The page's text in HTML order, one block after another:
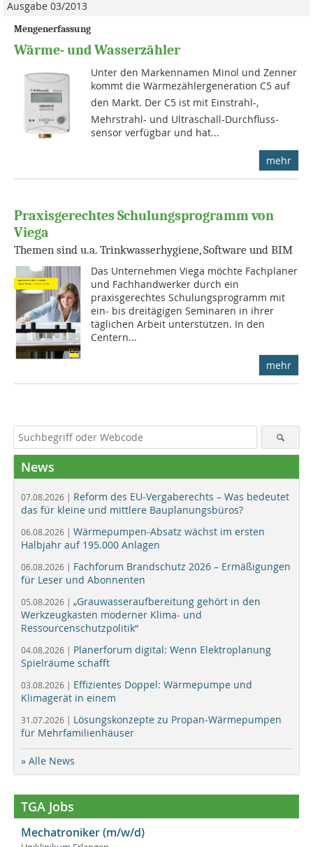
Ausgabe 03/2013
Mengenerfassung
Wärme- und Wasserzähler
Unter den Markennamen Minol und Zenner
kommt die Wärmezählergeneration C5 auf
den Markt. Der C5 ist mit Einstrahl-,
Mehrstrahl- und Ultra­schall-Durch­fluss­
sensor ver­füg­bar und hat...
mehr
Praxisgerechtes Schulungsprogramm von
Viega
Themen sind u.a. Trinkwasserhygiene, Software und BIM
Das Unternehmen Viega möchte Fachplaner
und Fachhandwerker durch ein
praxisgerechtes Schulungsprogramm mit
ein- bis dreitägigen Seminaren in ihrer
täglichen Arbeit unterstützen. In den
Centern...
mehr
News
07.08.2026 | Reform des EU-Vergaberechts – Was bedeutet
das für kleine und mittlere Bauplanungsbüros?
06.08.2026 | Wärmepumpen-Absatz wächst im ersten
Halbjahr auf 195.000 Anlagen
06.08.2026 | Fachforum Brandschutz 2026 – Ermäßigungen
für Leser und Abonnenten
05.08.2026 | „Grauwasseraufbereitung gehört in den
Werkzeugkasten moderner Klima- und
Ressourcenschutzpolitik“
04.08.2026 | Planerforum digital: Wenn Elektroplanung
Spielräume schafft
03.08.2026 | Effizientes Doppel: Wärmepumpe und
Klimagerät in einem
31.07.2026 | Lösungskonzepte zu Propan-Wärmepumpen
für Mehrfamilienhäuser
» Alle News
TGA Jobs
Mechatroniker (m/w/d)